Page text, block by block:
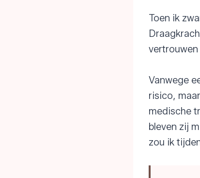
Toen ik
Vanwege
risico,
medische
bleven zij
zou ik